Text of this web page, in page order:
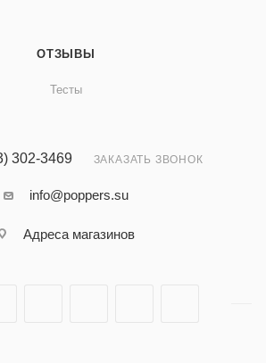
ОТЗЫВЫ
Тесты
302-3469 ЗАКАЗАТЬ ЗВОНОК
info@poppers.su
Адреса магазинов